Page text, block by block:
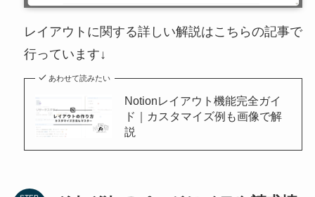
レイアウトに関する詳しい解説はこちらの記事で
行っています↓
あわせて読みたい
Notionレイアウト機能完全ガイ
ド｜カスタマイズ例も画像で解
説